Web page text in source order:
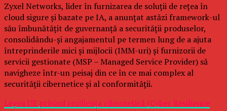
Zyxel Networks, lider în furnizarea de soluții de rețea în
cloud sigure și bazate pe IA, a anunțat astăzi framework-ul
său îmbunătățit de guvernanță a securității produselor,
consolidându-și angajamentul pe termen lung de a ajuta
întreprinderile mici și mijlocii (IMM-uri) și furnizorii de
servicii gestionate (MSP – Managed Service Provider) să
navigheze într-un peisaj din ce în ce mai complex al
securității cibernetice și al conformității.
Legea UE privind reziliența cibernetică (Cyber Resilience